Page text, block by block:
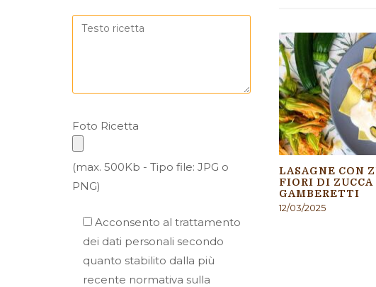
LASAGNE CON
FIORI DI ZUCCA
GAMBERETTI
12/03/2025
Foto Ricetta
(max. 500Kb - Tipo file: JPG o
PNG)
Acconsento al trattamento
dei dati personali secondo
quanto stabilito dalla più
recente normativa sulla